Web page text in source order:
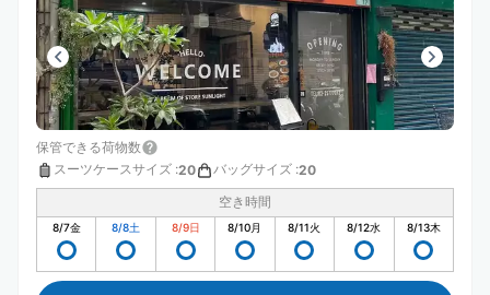
保管できる荷物数
スーツケースサイズ :20 バッグサイズ :20
空き時間
8/7金 8/8土 8/9日 8/10月 8/11火 8/12水 8/13木